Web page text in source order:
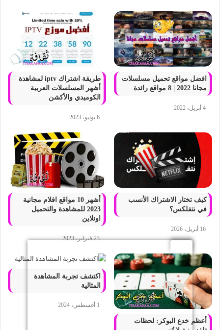
افضل مواقع تحميل مسلسلات
مجانا 2022 | 8 مواقع رائدة
4 أبريل، 2022
طريقة اشتراك iptv لمشاهدة
أشهر المسلسلات العربية
الكوميدي والأكشن
6 يونيو، 2023
كيف تختار الاشتراك الأنسب
في نتفلكس؟
16 أبريل، 2026
أشهر 10 مواقع افلام مجانية
2023 للمشاهدة والتحميل
اونلاين
23 فبراير، 2023
أعظم خدع البوكر: لحظات
اكتشف تجربة المشاهدة
المثالية
1 أغسطس، 2024